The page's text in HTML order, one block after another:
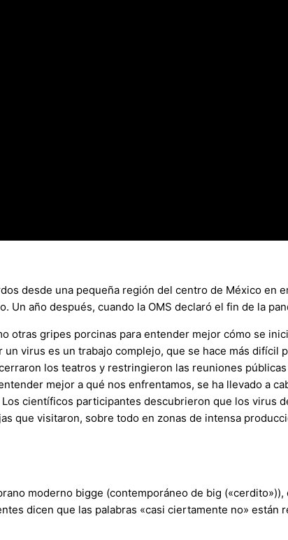
desde una pequeña región del centro de México
Un año después, cuando la OMS declaró el fin de la
otras gripes porcinas para entender mejor cómo se
virus es un trabajo complejo, que se hace más
los teatros y restringieron las reuniones
mejor a qué nos enfrentamos, se ha llevado a
científicos participantes descubrieron que los virus
que visitaron, sobre todo en zonas de intensa
moderno bigge (contemporáneo de big
dicen que las palabras «casi ciertamente no»